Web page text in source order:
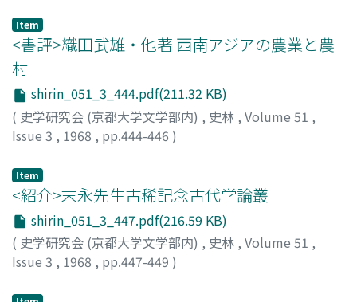
い時期に、大和朝廷の地方支配機構に参加し、いわゆる宮
内官系伴造に当たる職務を担当して来たという、歴史的事
情によるものと考える。
Item
<書評>織田武雄・他著 西南アジアの農業と農
村
shirin_051_3_444.pdf(211.32 KB)
( 史学研究会 (京都大学文学部内) , 史林 , Volume 51 ,
Issue 3 , 1968 , pp.444-446 )
Item
<紹介>末永先生古稀記念古代学論叢
shirin_051_3_447.pdf(216.59 KB)
( 史学研究会 (京都大学文学部内) , 史林 , Volume 51 ,
Issue 3 , 1968 , pp.447-449 )